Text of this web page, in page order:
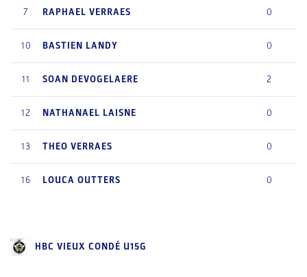
7 RAPHAEL VERRAES 0
10 BASTIEN LANDY 0
11 SOAN DEVOGELAERE 2
12 NATHANAEL LAISNE 0
13 THEO VERRAES 0
16 LOUCA OUTTERS 0
HBC VIEUX CONDÉ U15G